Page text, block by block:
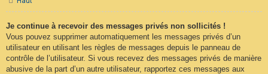
Je continue à recevoir des messages privés non sollicités !
Vous pouvez supprimer automatiquement les messages privés d’un
utilisateur en utilisant les règles de messages depuis le panneau de
contrôle de l’utilisateur. Si vous recevez des messages privés de manière
abusive de la part d’un autre utilisateur, rapportez ces messages aux